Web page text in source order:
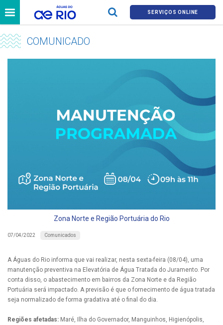
SERVIÇOS ONLINE
COMUNICADO
Zona Norte e Região Portuária do Rio
07/04/2022 Comunicados
A Águas do Rio informa que vai realizar, nesta sexta-feira (08/04), uma
manutenção preventiva na Elevatória de Água Tratada do Juramento. Por
conta disso, o abastecimento em bairros da Zona Norte e da Região
Portuária será impactado. A previsão é que o fornecimento de água tratada
seja normalizado de forma gradativa até o final do dia.
Regiões afetadas: Maré, Ilha do Governador, Manguinhos, Higienópolis,